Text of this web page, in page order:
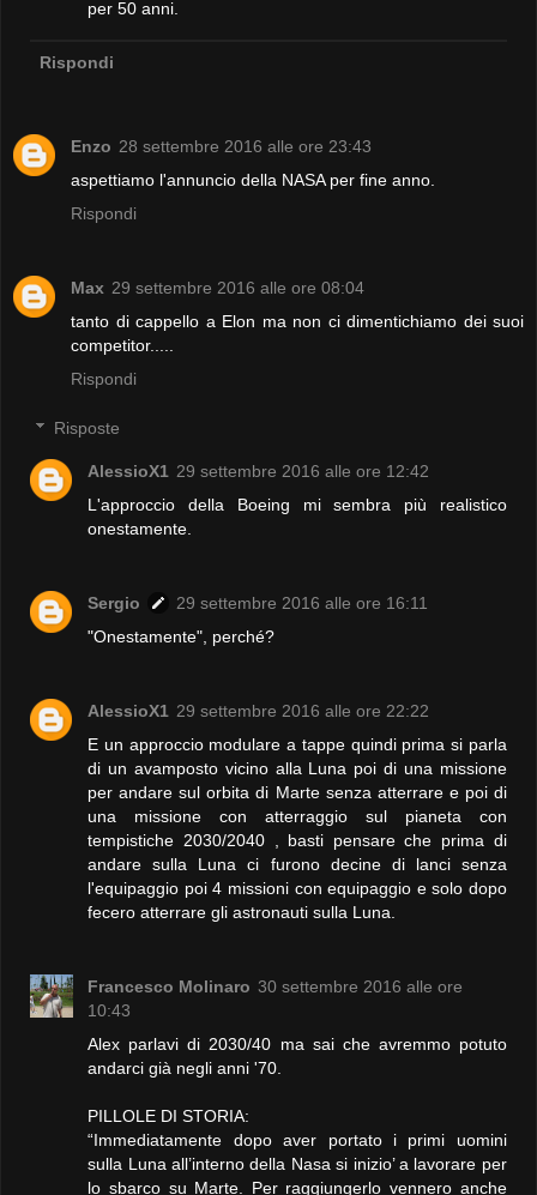
per 50 anni.
Rispondi
Enzo 28 settembre 2016 alle ore 23:43
aspettiamo l'annuncio della NASA per fine anno.
Rispondi
Max 29 settembre 2016 alle ore 08:04
tanto di cappello a Elon ma non ci dimentichiamo dei suoi
competitor.....
Rispondi
Risposte
AlessioX1 29 settembre 2016 alle ore 12:42
L'approccio della Boeing mi sembra più realistico
onestamente.
Sergio
29 settembre 2016 alle ore 16:11
"Onestamente", perché?
AlessioX1 29 settembre 2016 alle ore 22:22
E un approccio modulare a tappe quindi prima si parla
di un avamposto vicino alla Luna poi di una missione
per andare sul orbita di Marte senza atterrare e poi di
una missione con atterraggio sul pianeta con
tempistiche 2030/2040 , basti pensare che prima di
andare sulla Luna ci furono decine di lanci senza
l'equipaggio poi 4 missioni con equipaggio e solo dopo
fecero atterrare gli astronauti sulla Luna.
Francesco Molinaro 30 settembre 2016 alle ore
10:43
Alex parlavi di 2030/40 ma sai che avremmo potuto
andarci già negli anni '70.
PILLOLE DI STORIA:
“Immediatamente dopo aver portato i primi uomini
sulla Luna all’interno della Nasa si inizio’ a lavorare per
lo sbarco su Marte. Per raggiungerlo vennero anche